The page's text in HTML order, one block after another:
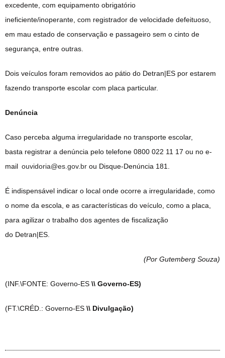
excedente, com equipamento obrigatório
ineficiente/inoperante, com registrador de velocidade defeituoso,
em mau estado de conservação e passageiro sem o cinto de
segurança, entre outras.
Dois veículos foram removidos ao pátio do Detran|ES por estarem
fazendo transporte escolar com placa particular.
Denúncia
Caso perceba alguma irregularidade no transporte escolar,
basta registrar a denúncia pelo telefone 0800 022 11 17 ou no e-
mail ouvidoria@es.gov.br ou Disque-Denúncia 181.
É indispensável indicar o local onde ocorre a irregularidade, como
o nome da escola, e as características do veículo, como a placa,
para agilizar o trabalho dos agentes de fiscalização
do Detran|ES.
(Por Gutemberg Souza)
(INF.\FONTE: Governo-ES \\ Governo-ES)
(FT.\CRÉD.: Governo-ES \\ Divulgação)